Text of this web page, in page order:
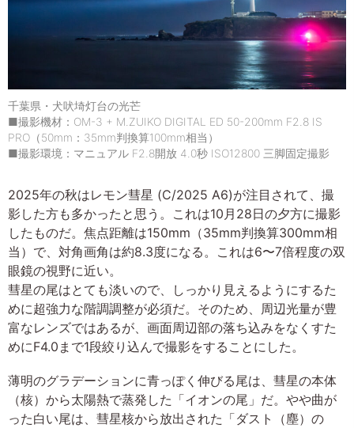
千葉県・犬吠埼灯台の光芒
■撮影機材：OM-3 + M.ZUIKO DIGITAL ED 50-200mm F2.8 IS
PRO（50mm：35mm判換算100mm相当）
■撮影環境：マニュアル F2.8開放 4.0秒 ISO12800 三脚固定撮影
2025年の秋はレモン彗星 (C/2025 A6)が注目されて、撮
影した方も多かったと思う。これは10月28日の夕方に撮影
したものだ。焦点距離は150mm（35mm判換算300mm相
当）で、対角画角は約8.3度になる。これは6〜7倍程度の双
眼鏡の視野に近い。
彗星の尾はとても淡いので、しっかり見えるようにするた
めに超強力な階調調整が必須だ。そのため、周辺光量が豊
富なレンズではあるが、画面周辺部の落ち込みをなくすた
めにF4.0まで1段絞り込んで撮影をすることにした。
薄明のグラデーションに青っぽく伸びる尾は、彗星の本体
（核）から太陽熱で蒸発した「イオンの尾」だ。やや曲が
った白い尾は、彗星核から放出された「ダスト（塵）の